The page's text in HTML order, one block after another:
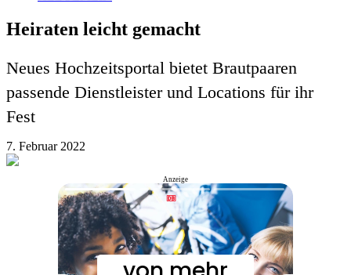
Heiraten leicht gemacht
Neues Hochzeitsportal bietet Brautpaaren
passende Dienstleister und Locations für ihr
Fest
7. Februar 2022
Anzeige